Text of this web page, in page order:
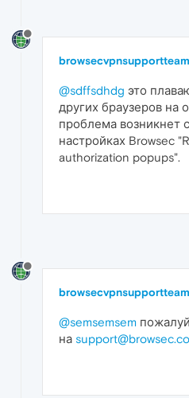
browsecvpnsupportteam
@sdffsdhdg это
других браузеров на
проблема возникнет
настройках Browsec
authorization popups".
browsecvpnsupportteam
@semsemsem
на